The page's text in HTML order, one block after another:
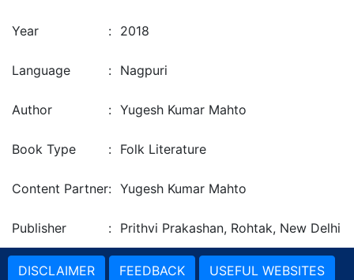
Year : 2018
Language : Nagpuri
Author : Yugesh Kumar Mahto
Book Type : Folk Literature
Content Partner: Yugesh Kumar Mahto
Publisher : Prithvi Prakashan, Rohtak, New Delhi
DISCLAIMER FEEDBACK USEFUL WEBSITES